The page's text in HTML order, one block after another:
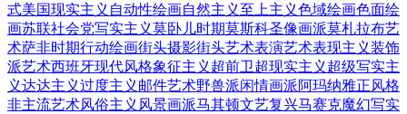
式美国现实主义 自动性绘画自然主义至上主义色域绘画色面绘
画苏联社会党写实主义莫卧儿时期莫斯科圣像画派莫札拉布艺
术萨非时期行动绘画街头摄影街头艺术表演艺术表现主义装饰
派艺术西班牙现代风格象征主义 超前卫超现实主义 超级写实主
义达达主义过度主义 邮件艺术野兽派闲情画派阿玛纳雅正风格
非主流艺术风俗主义 风景画派马其顿文艺复兴马赛克魔幻写实